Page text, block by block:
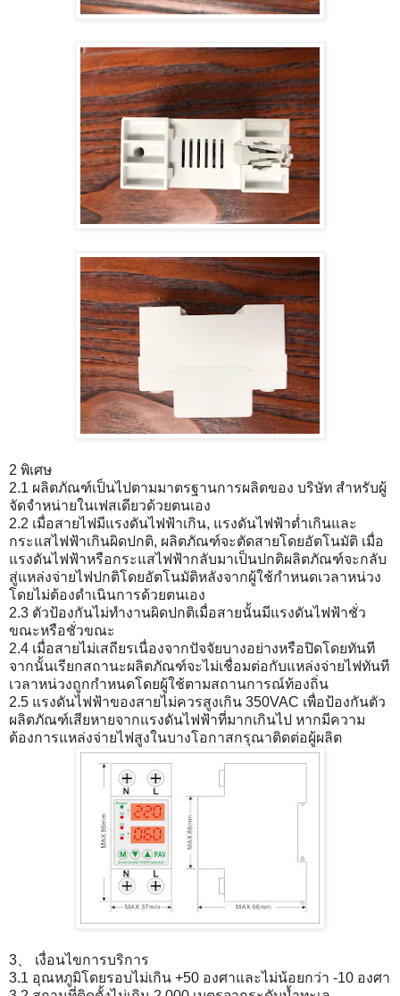
2 พิเศษ
2.1 ผลิตภัณฑ์เป็นไปตามมาตรฐานการผลิตของ บริษัท สำหรับผู้
จัดจำหน่ายในเฟสเดียวด้วยตนเอง
2.2 เมื่อสายไฟมีแรงดันไฟฟ้าเกิน, แรงดันไฟฟ้าต่ำเกินและ
กระแสไฟฟ้าเกินผิดปกติ, ผลิตภัณฑ์จะตัดสายโดยอัตโนมัติ เมื่อ
แรงดันไฟฟ้าหรือกระแสไฟฟ้ากลับมาเป็นปกติผลิตภัณฑ์จะกลับ
สู่แหล่งจ่ายไฟปกติโดยอัตโนมัติหลังจากผู้ใช้กำหนดเวลาหน่วง
โดยไม่ต้องดำเนินการด้วยตนเอง
2.3 ตัวป้องกันไม่ทำงานผิดปกติเมื่อสายนั้นมีแรงดันไฟฟ้าชั่ว
ขณะหรือชั่วขณะ
2.4 เมื่อสายไม่เสถียรเนื่องจากปัจจัยบางอย่างหรือปิดโดยทันที
จากนั้นเรียกสถานะผลิตภัณฑ์จะไม่เชื่อมต่อกับแหล่งจ่ายไฟทันที
เวลาหน่วงถูกกำหนดโดยผู้ใช้ตามสถานการณ์ท้องถิ่น
2.5 แรงดันไฟฟ้าของสายไม่ควรสูงเกิน 350VAC เพื่อป้องกันตัว
ผลิตภัณฑ์เสียหายจากแรงดันไฟฟ้าที่มากเกินไป หากมีความ
ต้องการแหล่งจ่ายไฟสูงในบางโอกาสกรุณาติดต่อผู้ผลิต
3、 เงื่อนไขการบริการ
3.1 อุณหภูมิโดยรอบไม่เกิน +50 องศาและไม่น้อยกว่า -10 องศา